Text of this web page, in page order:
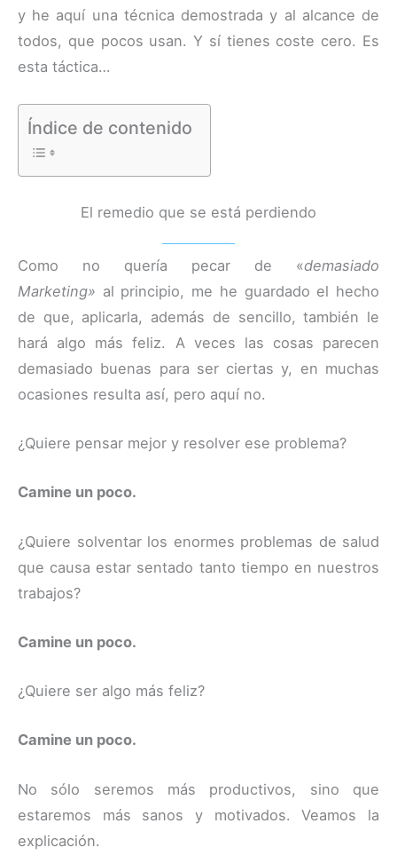
y he aquí una técnica demostrada y al alcance de
todos, que pocos usan. Y sí tienes coste cero. Es
esta táctica…
Índice de contenido
El remedio que se está perdiendo
Como no quería pecar de «demasiado
Marketing» al principio, me he guardado el hecho
de que, aplicarla, además de sencillo, también le
hará algo más feliz. A veces las cosas parecen
demasiado buenas para ser ciertas y, en muchas
ocasiones resulta así, pero aquí no.
¿Quiere pensar mejor y resolver ese problema?
Camine un poco.
¿Quiere solventar los enormes problemas de salud
que causa estar sentado tanto tiempo en nuestros
trabajos?
Camine un poco.
¿Quiere ser algo más feliz?
Camine un poco.
No sólo seremos más productivos, sino que
estaremos más sanos y motivados. Veamos la
explicación.